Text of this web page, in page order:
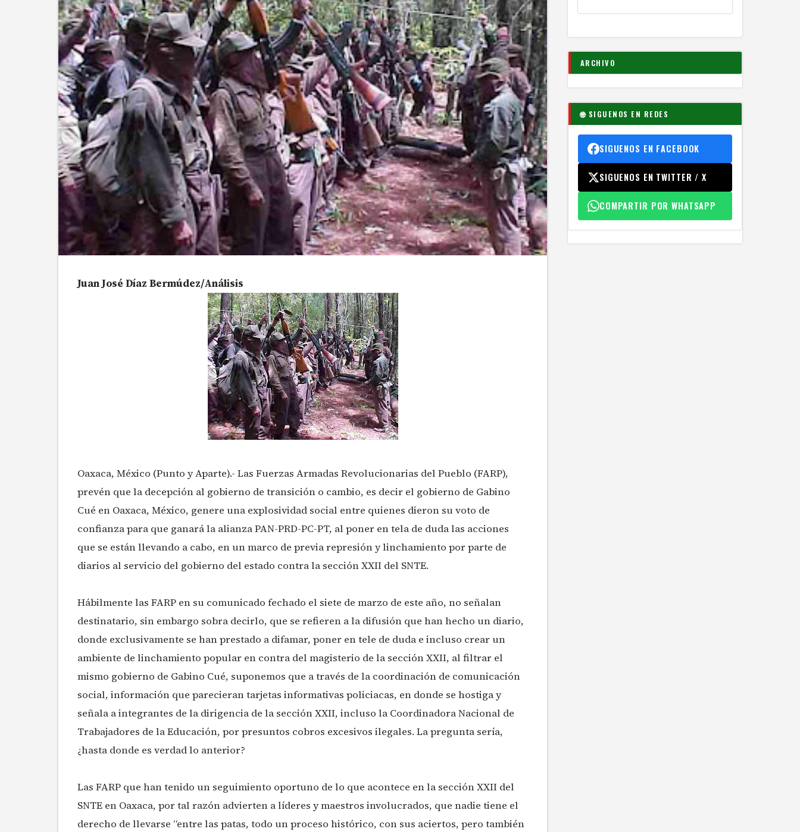
Juan José Díaz Bermúdez/Análisis
Oaxaca, México (Punto y Aparte).- Las Fuerzas Armadas Revolucionarias del Pueblo (FARP),
prevén que la decepción al gobierno de transición o cambio, es decir el gobierno de Gabino
Cué en Oaxaca, México, genere una explosividad social entre quienes dieron su voto de
confianza para que ganará la alianza PAN-PRD-PC-PT, al poner en tela de duda las acciones
que se están llevando a cabo, en un marco de previa represión y linchamiento por parte de
diarios al servicio del gobierno del estado contra la sección XXII del SNTE.
Hábilmente las FARP en su comunicado fechado el siete de marzo de este año, no señalan
destinatario, sin embargo sobra decirlo, que se refieren a la difusión que han hecho un diario,
donde exclusivamente se han prestado a difamar, poner en tele de duda e incluso crear un
ambiente de linchamiento popular en contra del magisterio de la sección XXII, al filtrar el
mismo gobierno de Gabino Cué, suponemos que a través de la coordinación de comunicación
social, información que parecieran tarjetas informativas policiacas, en donde se hostiga y
señala a integrantes de la dirigencia de la sección XXII, incluso la Coordinadora Nacional de
Trabajadores de la Educación, por presuntos cobros excesivos ilegales. La pregunta sería,
¿hasta donde es verdad lo anterior?
Las FARP que han tenido un seguimiento oportuno de lo que acontece en la sección XXII del
SNTE en Oaxaca, por tal razón advierten a líderes y maestros involucrados, que nadie tiene el
derecho de llevarse “entre las patas, todo un proceso histórico, con sus aciertos, pero también
ARCHIVO
🌐 SIGUENOS EN REDES
SIGUENOS EN FACEBOOK
SIGUENOS EN TWITTER / X
COMPARTIR POR WHATSAPP